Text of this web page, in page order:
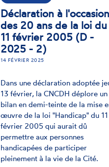
ACTUALITÉ
L'exercice effectif du
droit de vote et
d'éligibilité pour les
personnes en situation
de handicap doit être
une priorité à l'occasion
des élections
européennes